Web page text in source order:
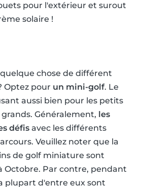
pour l'extérieur et surout
solaire !
chose de différent
Optez pour un mini-golf. Le
aussi bien pour les petits
Généralement, les
défis avec les différents
Veuillez noter que la
de golf miniature sont
Octobre. Par contre, pendant
plupart d'entre eux sont